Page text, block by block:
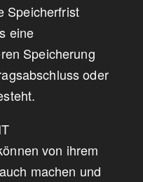
Speicherfrist
eine
Speicherung
oder
von ihrem
machen und